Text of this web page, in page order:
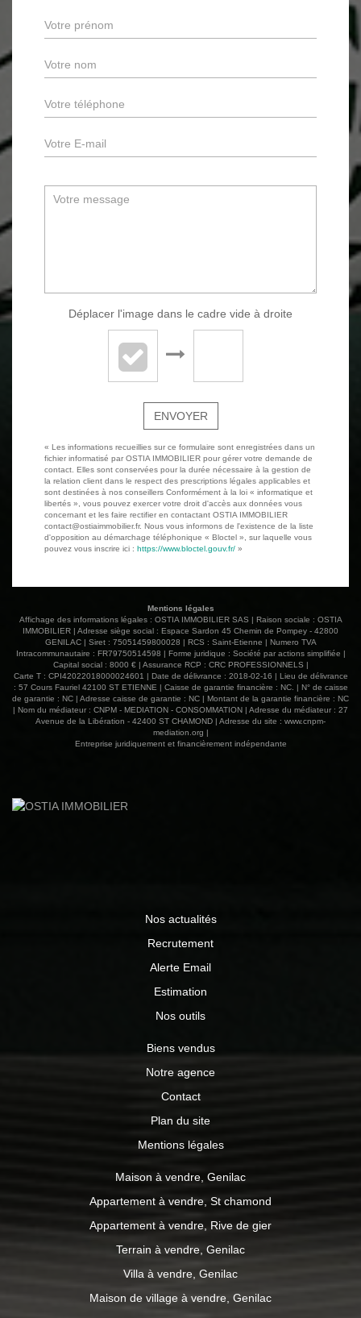
Déplacer l'image dans le cadre vide à droite
ENVOYER
« Les informations recueillies sur ce formulaire sont enregistrées dans un
fichier informatisé par OSTIA IMMOBILIER pour gérer votre demande de
contact. Elles sont conservées pour la durée nécessaire à la gestion de
la relation client dans le respect des prescriptions légales applicables et
sont destinées à nos conseillers Conformément à la loi « informatique et
libertés », vous pouvez exercer votre droit d'accès aux données vous
concernant et les faire rectifier en contactant OSTIA IMMOBILIER
contact@ostiaimmobilier.fr. Nous vous informons de l'existence de la liste
d'opposition au démarchage téléphonique « Bloctel », sur laquelle vous
pouvez vous inscrire ici : https://www.bloctel.gouv.fr/ »
Mentions légales
Affichage des informations légales : OSTIA IMMOBILIER SAS | Raison sociale : OSTIA
IMMOBILIER | Adresse siège social : Espace Sardon 45 Chemin de Pompey - 42800
GENILAC | Siret : 75051459800028 | RCS : Saint-Etienne | Numero TVA
Intracommunautaire : FR79750514598 | Forme juridique : Société par actions simplifiée |
Capital social : 8000 € | Assurance RCP : CRC PROFESSIONNELS |
Carte T : CPI42022018000024601 | Date de délivrance : 2018-02-16 | Lieu de délivrance
: 57 Cours Fauriel 42100 ST ETIENNE | Caisse de garantie financière : NC. | N° de caisse
de garantie : NC | Adresse caisse de garantie : NC | Montant de la garantie financière : NC
| Nom du médiateur : CNPM - MEDIATION - CONSOMMATION | Adresse du médiateur : 27
Avenue de la Libération - 42400 ST CHAMOND | Adresse du site : www.cnpm-
mediation.org |
Entreprise juridiquement et financièrement indépendante
Nos actualités
Recrutement
Alerte Email
Estimation
Nos outils
Biens vendus
Notre agence
Contact
Plan du site
Mentions légales
Maison à vendre, Genilac
Appartement à vendre, St chamond
Appartement à vendre, Rive de gier
Terrain à vendre, Genilac
Villa à vendre, Genilac
Maison de village à vendre, Genilac